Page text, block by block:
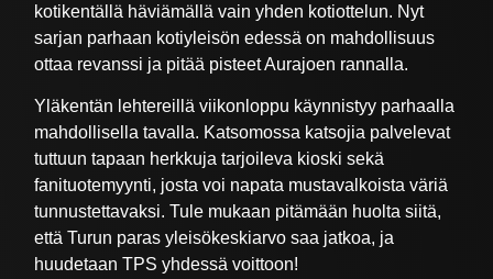
kotikentällä häviämällä vain yhden kotiottelun. Nyt
sarjan parhaan kotiyleisön edessä on mahdollisuus
ottaa revanssi ja pitää pisteet Aurajoen rannalla.
Yläkentän lehtereillä viikonloppu käynnistyy parhaalla
mahdollisella tavalla. Katsomossa katsojia palvelevat
tuttuun tapaan herkkuja tarjoileva kioski sekä
fanituotemyynti, josta voi napata mustavalkoista väriä
tunnustettavaksi. Tule mukaan pitämään huolta siitä,
että Turun paras yleisökeskiarvo saa jatkoa, ja
huudetaan TPS yhdessä voittoon!